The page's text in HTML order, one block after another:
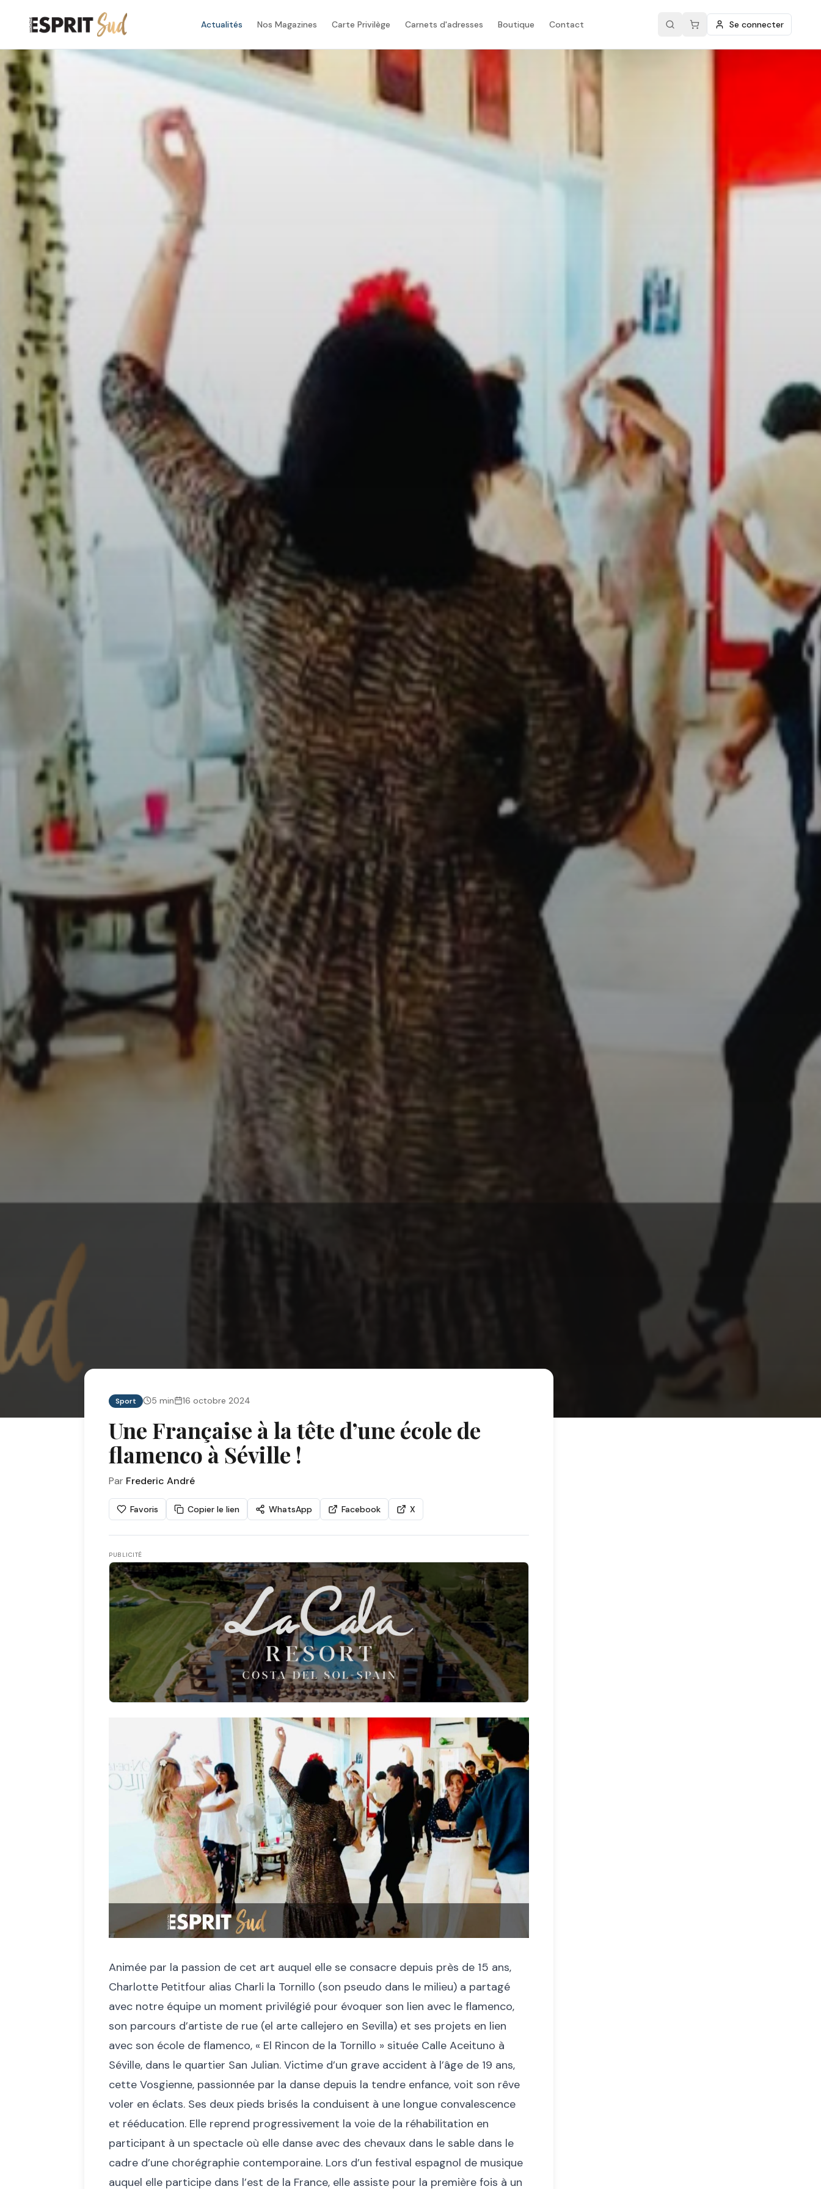
Actualités Nos Magazines Carte Privilège Carnets d'adresses Boutique Contact Se connecter
Sport 5 min 16 octobre 2024
Une Française à la tête d’une école de
flamenco à Séville !
Par Frederic André
Favoris Copier le lien WhatsApp Facebook X
PUBLICITÉ
Animée par la passion de cet art auquel elle se consacre depuis près de 15 ans,
Charlotte Petitfour alias Charli la Tornillo (son pseudo dans le milieu) a partagé
avec notre équipe un moment privilégié pour évoquer son lien avec le flamenco,
son parcours d’artiste de rue (el arte callejero en Sevilla) et ses projets en lien
avec son école de flamenco, « El Rincon de la Tornillo » située Calle Aceituno à
Séville, dans le quartier San Julian. Victime d’un grave accident à l’âge de 19 ans,
cette Vosgienne, passionnée par la danse depuis la tendre enfance, voit son rêve
voler en éclats. Ses deux pieds brisés la conduisent à une longue convalescence
et rééducation. Elle reprend progressivement la voie de la réhabilitation en
participant à un spectacle où elle danse avec des chevaux dans le sable dans le
cadre d’une chorégraphie contemporaine. Lors d’un festival espagnol de musique
auquel elle participe dans l’est de la France, elle assiste pour la première fois à un